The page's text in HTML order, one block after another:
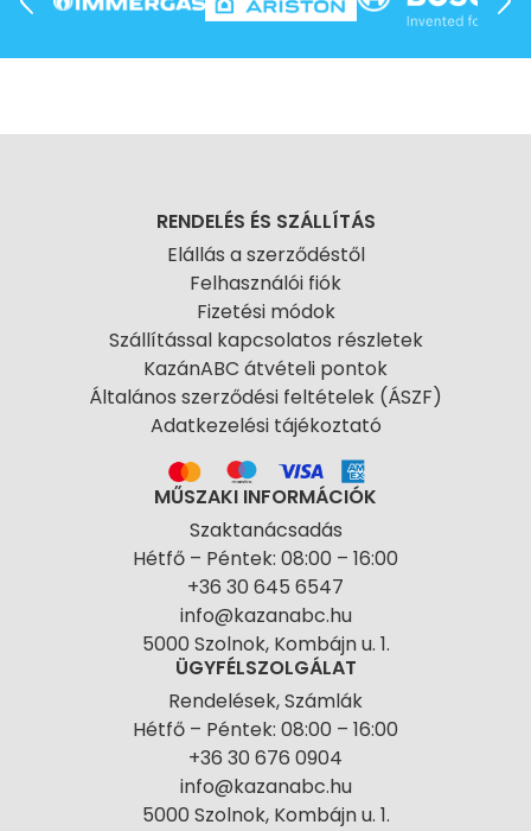
RENDELÉS ÉS SZÁLLÍTÁS
Elállás a szerződéstől
Felhasználói fiók
Fizetési módok
Szállítással kapcsolatos részletek
KazánABC átvételi pontok
Általános szerződési feltételek (ÁSZF)
Adatkezelési tájékoztató
MŰSZAKI INFORMÁCIÓK
Szaktanácsadás
Hétfő – Péntek: 08:00 – 16:00
+36 30 645 6547
info@kazanabc.hu
5000 Szolnok, Kombájn u. 1.
ÜGYFÉLSZOLGÁLAT
Rendelések, Számlák
Hétfő – Péntek: 08:00 – 16:00
+36 30 676 0904
info@kazanabc.hu
5000 Szolnok, Kombájn u. 1.